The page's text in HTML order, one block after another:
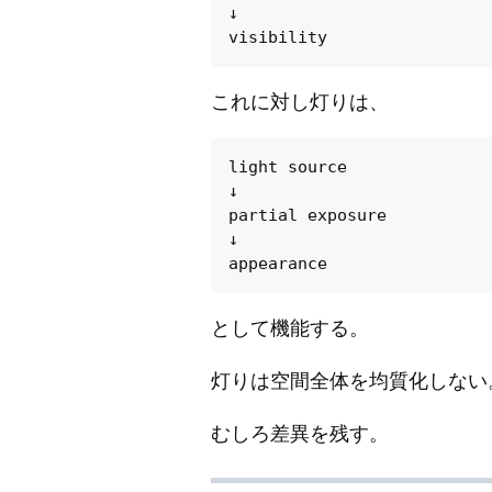
↓
これに対し灯りは、
light source
↓
partial exposure
↓
として機能する。
灯りは空間全体を均質化しない
むしろ差異を残す。